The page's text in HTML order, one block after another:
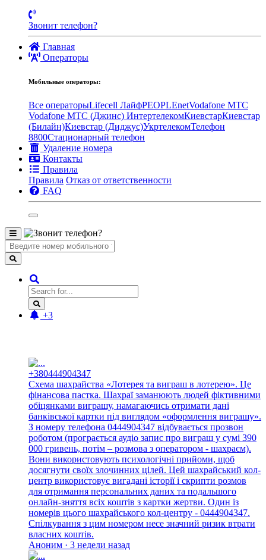
Звонит телефон?
Главная
Операторы
Мобильные операторы:
Все операторыLifecell ЛайфPEOPLEnetVodafone MTC
Vodafone МТС (Джинс) ИнтертелекомКиевстарКиевстар
(Билайн)Киевстар (Диджус)УкртелекомТелефон
8800Стационарный телефон
Удаление номера
Контакты
Правила
Правила Отказ от ответственности
FAQ
+3
+380444904347
Схема шахрайства «Лотерея та виграш в лотерею». Це
фінансова пастка. Шахраї заманюють людей фіктивними
обіцянками виграшу, намагаючись отримати дані
банківської картки під виглядом «оформлення виграшу».
З номеру телефона 0444904347 відбувається прозвон
роботом (програється аудіо запис про виграш у сумі 390
000 гривень, потім – розмова з оператором - шахраєм).
Вони використовують психологічні прийоми, щоб
досягнути своїх злочинних цілей. Цей шахрайський кол-
центр використовує вигадані історії і скрипти розмов
для отримання персональних даних та подальшого
онлайн-зняття всіх коштів з картки жертви. Один із
номерів цього шахрайського кол-центру - 0444904347.
Спілкування з цим номером несе значний ризик втрати
власних коштів.
Аноним · 3 недели назад